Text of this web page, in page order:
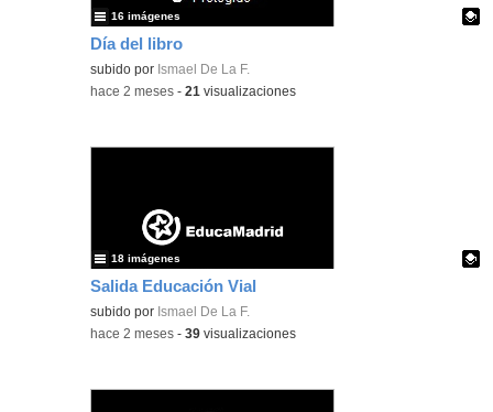
Día del libro
Contenido educativo.
subido por Ismael De La F.
16 imágenes
-hace 2 meses -21 visualizaciones
Salida Educación Vial
Contenido educativo.
subido por Ismael De La F.
18 imágenes
-hace 2 meses -39 visualizaciones